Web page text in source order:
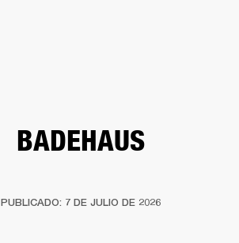
BADEHAUS
PUBLICADO: 7 DE JULIO DE 2026